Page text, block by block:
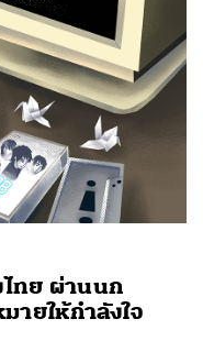
ทย ผ่านนก
ยให้กำลังใจ